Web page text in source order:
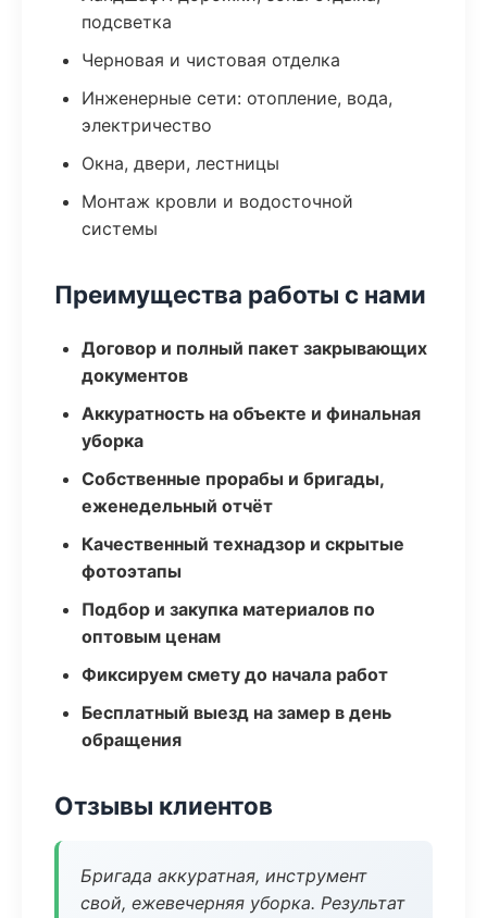
подсветка
Черновая и чистовая отделка
Инженерные сети: отопление, вода,
электричество
Окна, двери, лестницы
Монтаж кровли и водосточной
системы
Преимущества работы с нами
Договор и полный пакет закрывающих
документов
Аккуратность на объекте и финальная
уборка
Собственные прорабы и бригады,
еженедельный отчёт
Качественный технадзор и скрытые
фотоэтапы
Подбор и закупка материалов по
оптовым ценам
Фиксируем смету до начала работ
Бесплатный выезд на замер в день
обращения
Отзывы клиентов
Бригада аккуратная, инструмент
свой, ежевечерняя уборка. Результат